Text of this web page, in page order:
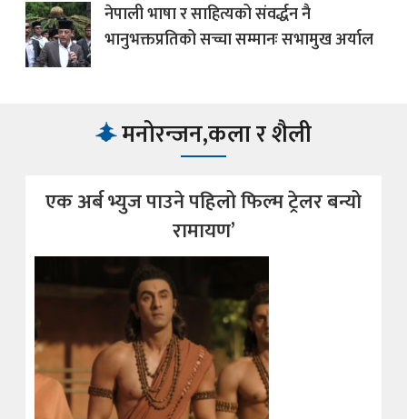
नेपाली भाषा र साहित्यको संवर्द्धन नै
भानुभक्तप्रतिको सच्चा सम्मानः सभामुख अर्याल
मनोरन्जन,कला र शैली
एक अर्ब भ्युज पाउने पहिलो फिल्म ट्रेलर बन्यो
रामायण’